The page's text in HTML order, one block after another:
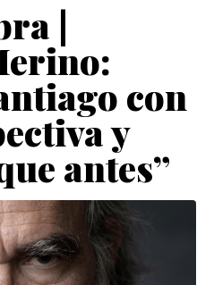
|
con
y
antes”